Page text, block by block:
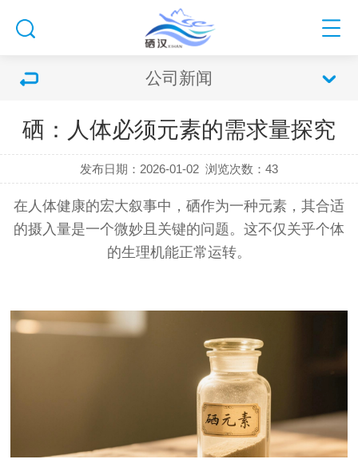
公司新闻
硒：人体必须元素的需求量探究
发布日期：2026-01-02 浏览次数：43
在人体健康的宏大叙事中，硒作为一种元素，其合适
的摄入量是一个微妙且关键的问题。这不仅关乎个体
的生理机能正常运转。